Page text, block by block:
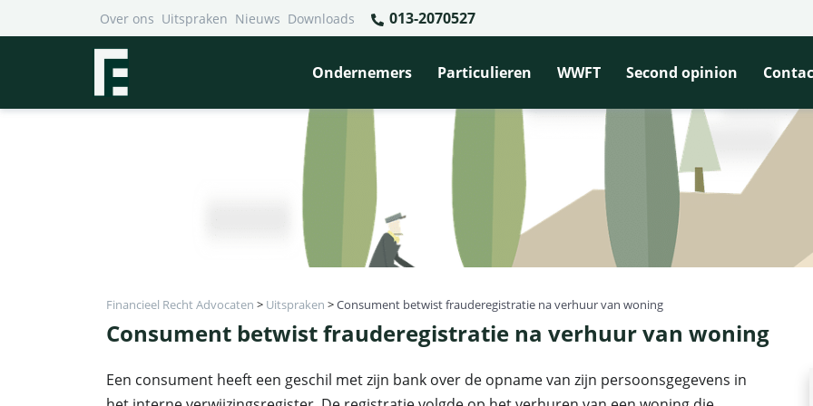
Over ons Uitspraken Nieuws Downloads 013-2070527
Ondernemers Particulieren WWFT Second opinion
Financieel Recht Advocaten > Uitspraken >Consument betwist frauderegistratie na verhuur van woning
Consument betwist frauderegistratie na verhuur van woning
Een consument heeft een geschil met zijn bank over de opname van zijn persoonsgegevens in